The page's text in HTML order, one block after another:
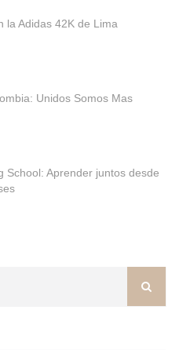
la Adidas 42K de Lima
Unidos Somos Mas
School: Aprender juntos desde